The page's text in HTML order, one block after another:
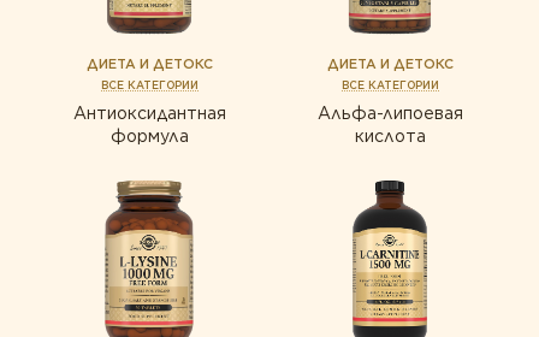
ДИЕТА И ДЕТОКС
ВСЕ КАТЕГОРИИ
Антиоксидантная
формула
ДИЕТА И ДЕТОКС
ВСЕ КАТЕГОРИИ
Альфа-липоевая
кислота